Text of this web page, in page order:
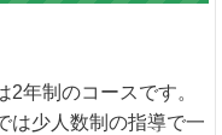
年制のコースです。
は少人数制の指導で一